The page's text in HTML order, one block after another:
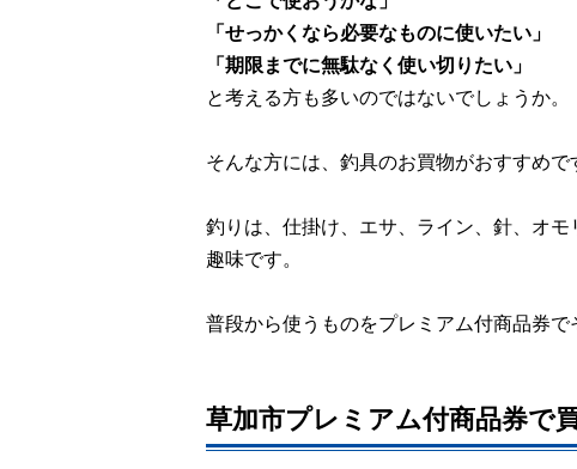
「せっかくなら必要なものに使いたい」
「期限までに無駄なく使い切りたい」
と考える方も多いのではないでしょうか。
そんな方には、釣具のお買物がおすすめで
釣りは、仕掛け、エサ、ライン、針、オ
趣味です。
普段から使うものをプレミアム付商品券で
草加市プレミアム付商品券で